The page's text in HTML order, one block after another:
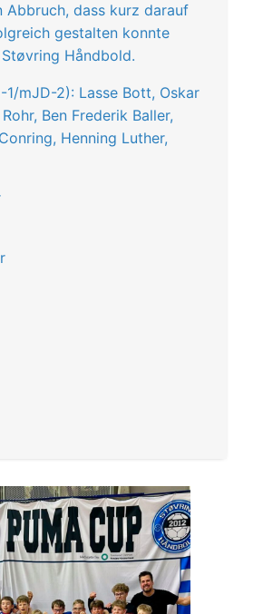
Abbruch, dass kurz darauf
gestalten konnte
Håndbold.
mJD-2): Lasse Bott, Oskar
Ben Frederik Baller,
Henning Luther,